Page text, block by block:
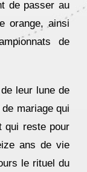
de passer au
orange, ainsi
de
leur lune de
mariage qui
qui reste pour
ans de vie
le rituel du